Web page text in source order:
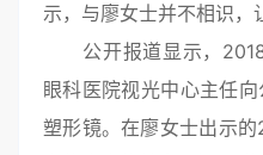
示，与廖女士并不相识，
公开报道显示，2018
眼科医院视光中心主任
塑形镜。在廖女士出示